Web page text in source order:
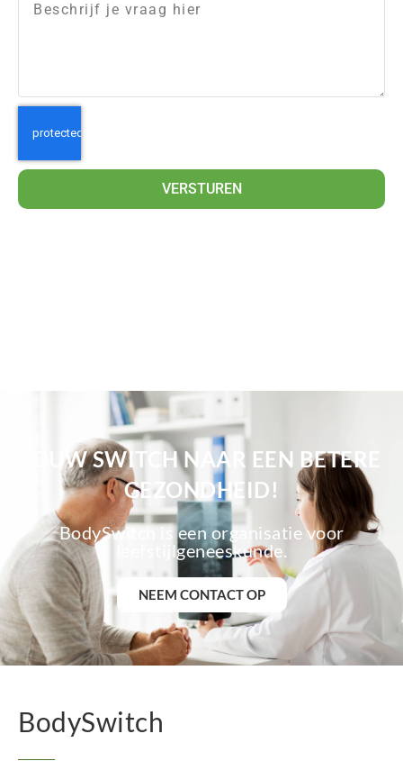
VERSTUREN
JOUW SWITCH NAAR EEN BETERE
GEZONDHEID!
BodySwitch is een organisatie voor
leefstijlgeneeskunde.
NEEM CONTACT OP
BodySwitch